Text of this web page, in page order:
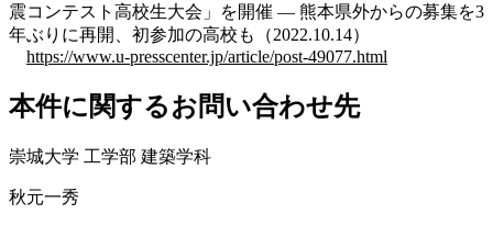
震コンテスト高校生大会」を開催 — 熊本県外からの募集を3
年ぶりに再開、初参加の高校も（2022.10.14）
https://www.u-presscenter.jp/article/post-49077.html
本件に関するお問い合わせ先
崇城大学 工学部 建築学科
秋元一秀